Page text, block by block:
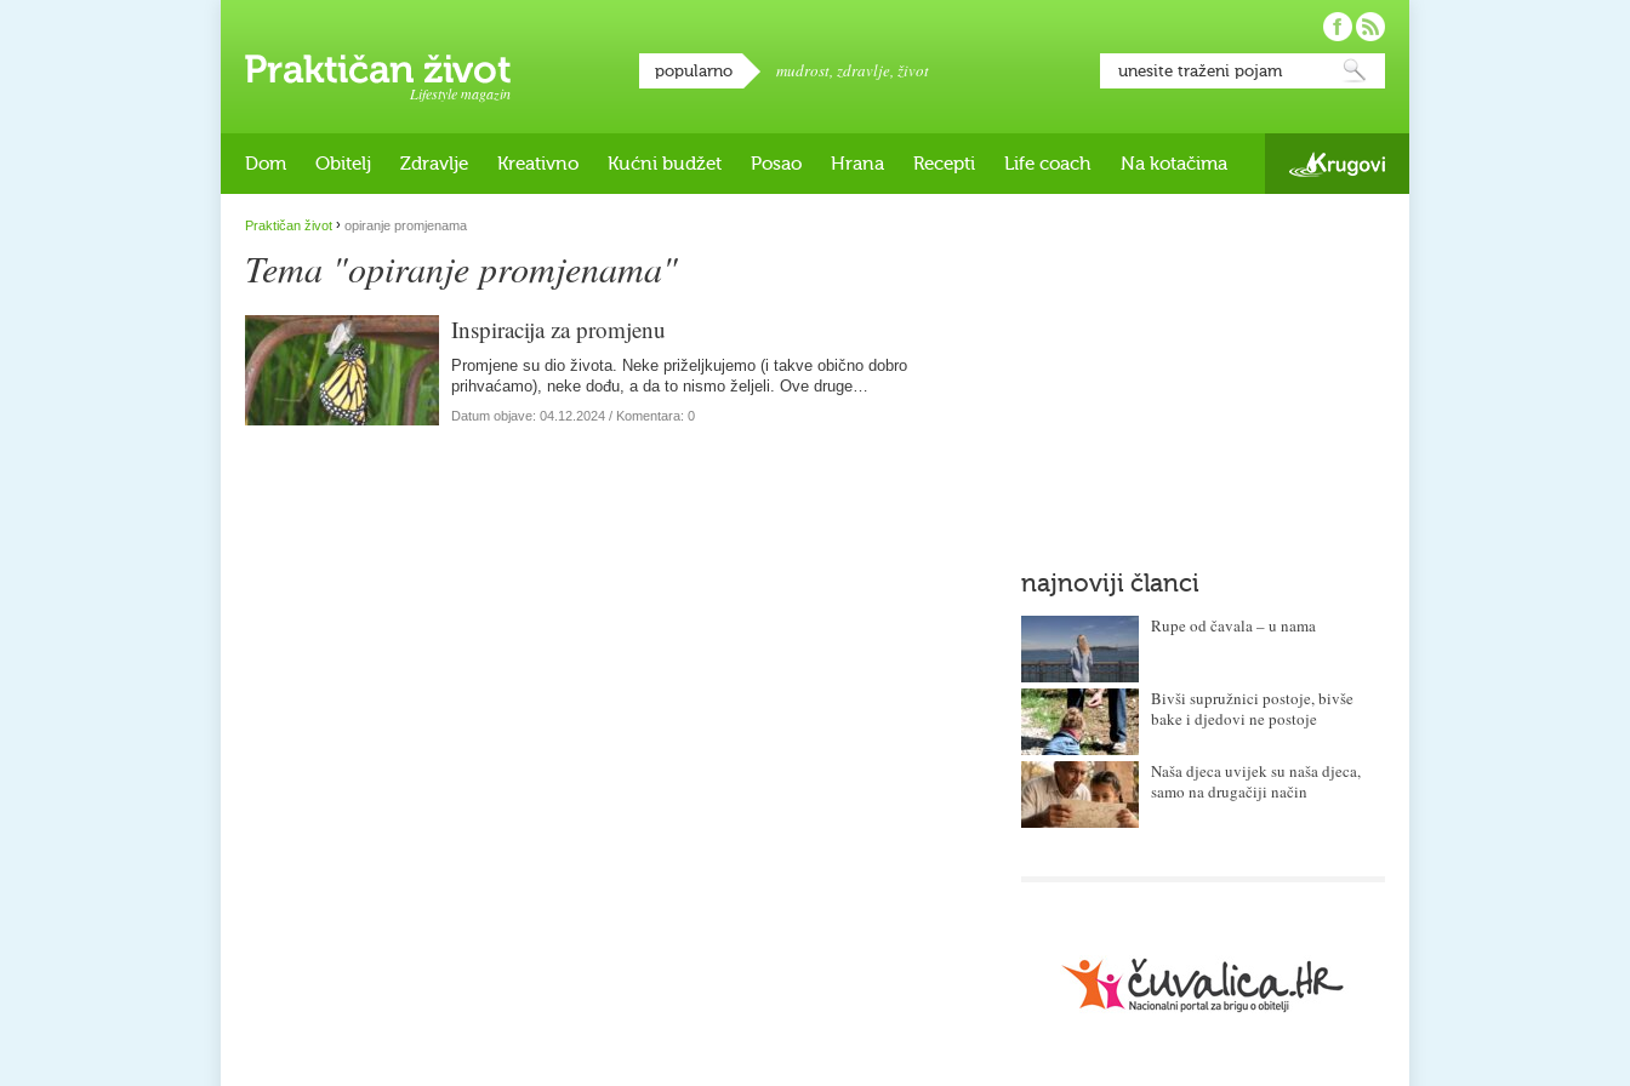
Lifestyle magazin
popularno mudrost, zdravlje, život
Dom Obitelj Zdravlje Kreativno Kućni budžet Posao Hrana Recepti Life coach Na kotačima
Praktičan život › opiranje promjenama
Tema "opiranje promjenama"
Inspiracija za promjenu
Promjene su dio života. Neke priželjkujemo (i takve obično dobro
prihvaćamo), neke dođu, a da to nismo željeli. Ove druge…
Datum objave: 04.12.2024 / Komentara: 0
najnoviji članci
Rupe od čavala – u nama
Bivši supružnici postoje, bivše
bake i djedovi ne postoje
Naša djeca uvijek su naša djeca,
samo na drugačiji način